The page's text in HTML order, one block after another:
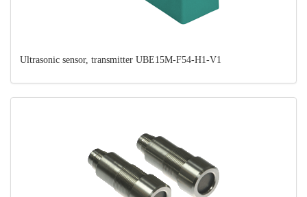
Ultrasonic sensor, transmitter UBE15M-F54-H1-V1